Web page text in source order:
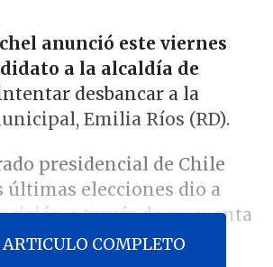
anunció este viernes
a la alcaldía de
desbancar a la
Emilia Ríos (RD).
presidencial de Chile
últimas elecciones dio a
a través de su cuenta
X.
ARTICULO COMPLETO